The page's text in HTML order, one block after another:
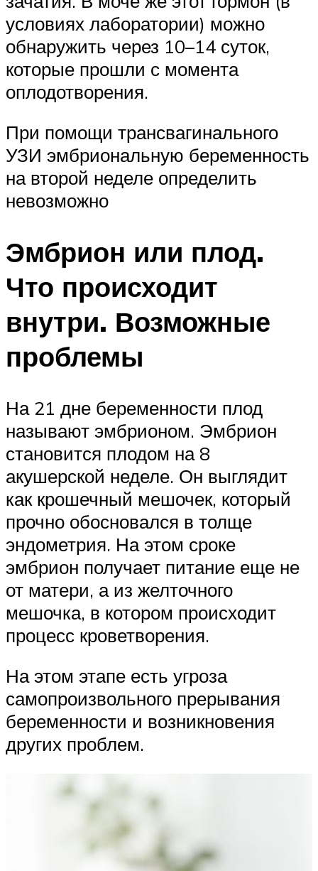
условиях лаборатории) можно
обнаружить через 10–14 суток,
которые прошли с момента
оплодотворения.
При помощи трансвагинального
УЗИ эмбриональную беременность
на второй неделе определить
невозможно
Эмбрион или плод.
Что происходит
внутри. Возможные
проблемы
На 21 дне беременности плод
называют эмбрионом. Эмбрион
становится плодом на 8
акушерской неделе. Он выглядит
как крошечный мешочек, который
прочно обосновался в толще
эндометрия. На этом сроке
эмбрион получает питание еще не
от матери, а из желточного
мешочка, в котором происходит
процесс кроветворения.
На этом этапе есть угроза
самопроизвольного прерывания
беременности и возникновения
других проблем.